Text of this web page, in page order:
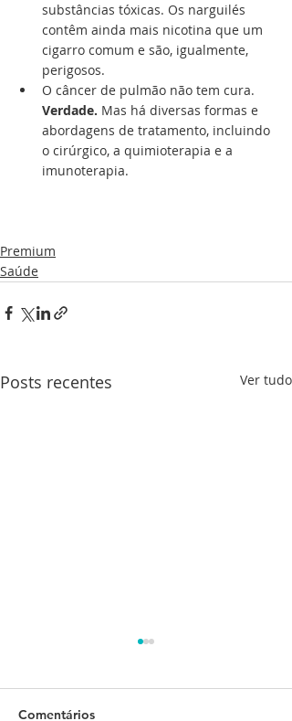
substâncias tóxicas. Os narguilés
contêm ainda mais nicotina que um
cigarro comum e são, igualmente,
perigosos.
O câncer de pulmão não tem cura.
Verdade. Mas há diversas formas e
abordagens de tratamento, incluindo
o cirúrgico, a quimioterapia e a
imunoterapia.
Premium
Saúde
Posts recentes Ver tudo
Comentários